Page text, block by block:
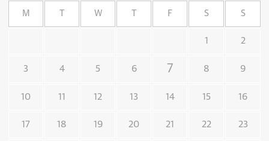
M W F S S
1 2
3 4 5 6 7 8 9
10 11 12 13 14 15 16
17 18 19 20 21 22 23